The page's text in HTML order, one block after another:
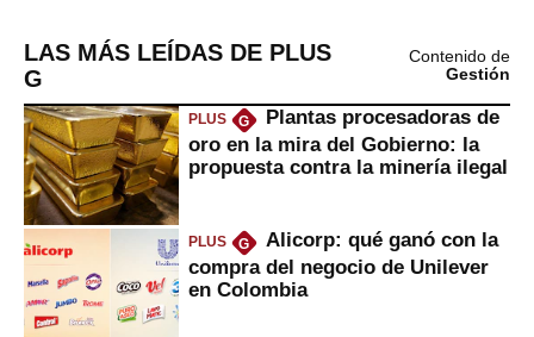
LAS MÁS LEÍDAS DE PLUS
G
Contenido de
Gestión
PLUS G
Plantas procesadoras de
oro en la mira del Gobierno: la
propuesta contra la minería ilegal
PLUS G
Alicorp: qué ganó con la
compra del negocio de Unilever
en Colombia